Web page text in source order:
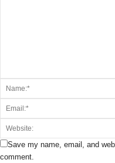
Save my name, email, and
comment.